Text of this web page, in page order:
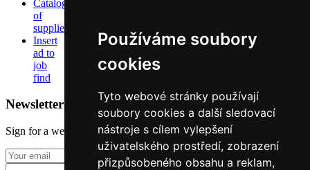
Používáme soubory
cookies
Tyto webové stránky používají
soubory cookies a další sledovací
nástroje s cílem vylepšení
uživatelského prostředí, zobrazení
přizpůsobeného obsahu a reklam,
Catalog
of
suppliers
Insert
ad to
job
find
Newsletter
Sign for a weekly newsletter:
Fill in „nospam“